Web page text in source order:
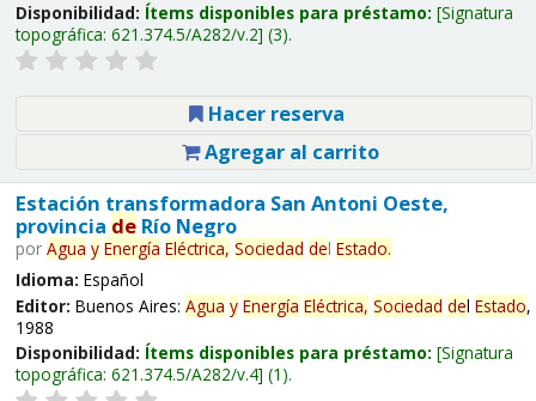
Disponibilidad: Ítems disponibles para préstamo: Signatura
topográfica: 621.374.5/A282/v.2 (3).
Hacer reserva
Agregar al carrito
Estación transformadora San Antoni Oeste,
provincia deRío Negro
por Agua y Energía Eléctrica, Sociedad del Estado.
Idioma: Español
Editor: Buenos Aires: Agua y Energía Eléctrica, Sociedad del Estado,
1988
Disponibilidad: Ítems disponibles para préstamo: Signatura
topográfica: 621.374.5/A282/v.4 (1).